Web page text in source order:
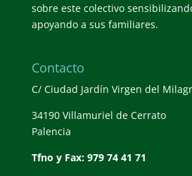
sobre este colectivo
apoyando a sus familiares.
Contacto
C/ Ciudad Jardín Virgen del
34190 Villamuriel de Cerrato
Palencia
Tfno y Fax: 979 74 41 71